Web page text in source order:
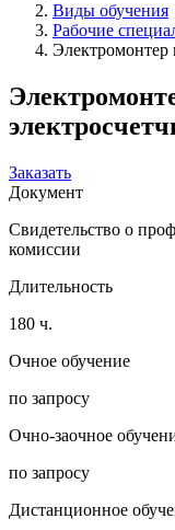
Виды обучения
Рабочие
Электромонтер
Заказать
Документ
Свидетельство о
комиссии
Длительность
180 ч.
Очное обучение
по запросу
Очно-заочное
по запросу
Дистанционное